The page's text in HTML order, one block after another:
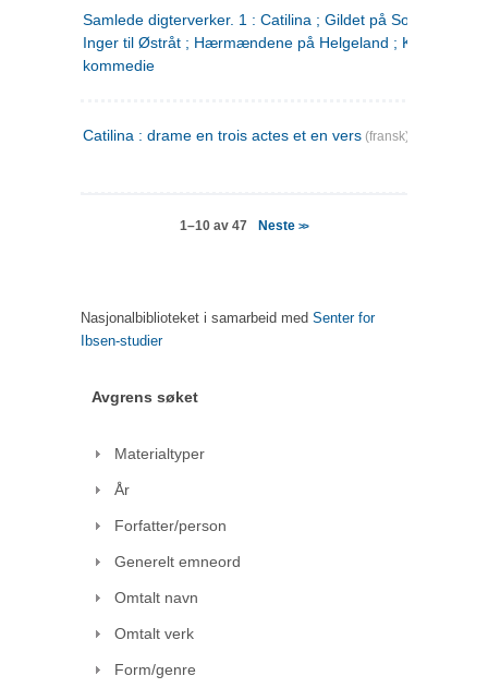
Samlede digterverker. 1 : Catilina ; Gildet på Solhaug ; Fru
Inger til Østråt ; Hærmændene på Helgeland ;
kommedie
Catilina : drame en trois actes et en vers (fransk)
1–10 av 47 Neste>>
Nasjonalbiblioteket i samarbeid med Senter for
Ibsen-studier
Avgrens søket
Materialtyper
År
Forfatter/person
Generelt emneord
Omtalt navn
Omtalt verk
Form/genre